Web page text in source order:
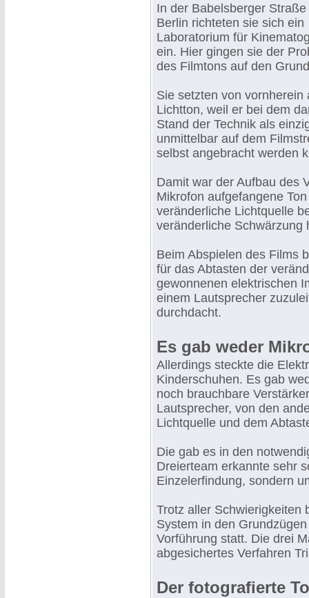
In der Babelsberger
Berlin richteten sie sich ein
Laboratorium für
ein. Hier gingen sie der
des Filmtons auf den
Sie setzten von vornherein
Lichtton, weil er bei dem
Stand der Technik als
unmittelbar auf dem
selbst angebracht werden
Damit war der Aufbau des
Mikrofon aufgefangene
veränderliche Lichtquelle
veränderliche Schwärzung
Beim Abspielen des Films
für das Abtasten der
gewonnenen elektrischen
einem Lautsprecher
durchdacht.
Es gab weder
Allerdings steckte die
Kinderschuhen. Es gab
noch brauchbare
Lautsprecher, von den
Lichtquelle und dem
Die gab es in den
Dreierteam erkannte sehr
Einzelerfindung, sondern
Trotz aller Schwierigkeiten
System in den
Vorführung statt. Die drei
abgesichertes Verfahren
Der fotografierte